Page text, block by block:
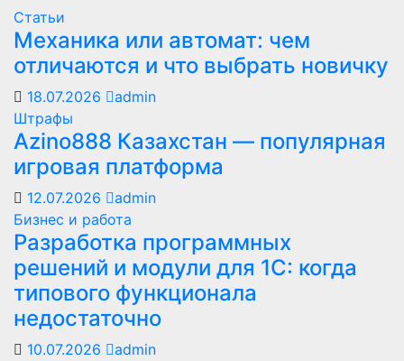
Статьи
Механика или автомат: чем
отличаются и что выбрать новичку
18.07.2026
admin
Штрафы
Azino888 Казахстан — популярная
игровая платформа
12.07.2026
admin
Бизнес и работа
Разработка программных
решений и модули для 1С: когда
типового функционала
недостаточно
10.07.2026
admin